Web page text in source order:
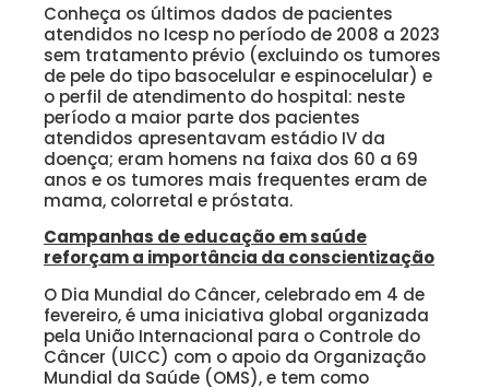
Conheça os últimos dados de pacientes
atendidos no Icesp no período de 2008 a 2023
sem tratamento prévio (excluindo os tumores
de pele do tipo basocelular e espinocelular) e
o perfil de atendimento do hospital: neste
período a maior parte dos pacientes
atendidos apresentavam estádio IV da
doença; eram homens na faixa dos 60 a 69
anos e os tumores mais frequentes eram de
mama, colorretal e próstata.
Campanhas de educação em saúde
reforçam a importância da conscientização
O Dia Mundial do Câncer, celebrado em 4 de
fevereiro, é uma iniciativa global organizada
pela União Internacional para o Controle do
Câncer (UICC) com o apoio da Organização
Mundial da Saúde (OMS), e tem como